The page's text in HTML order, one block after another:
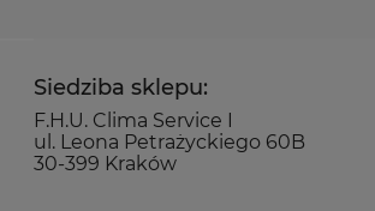
Siedziba sklepu:
F.H.U. Clima Service I
ul. Leona Petrażyckiego 60B
30-399 Kraków